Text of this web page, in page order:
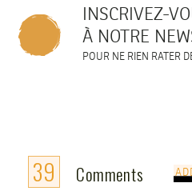
INSCRIVEZ-
À NOTRE
POUR NE RIEN RATER
39 Comments